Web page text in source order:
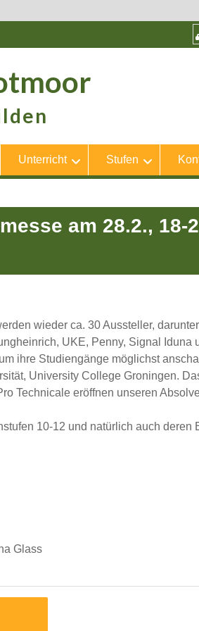
Unterricht Stufen
am 28.2., 18-
wieder ca. 30 Aussteller, darunter
UKE, Penny, Signal Iduna
ihre Studiengänge möglichst
University College Groningen.
Technicale eröffnen unseren
10-12 und natürlich auch
Glass